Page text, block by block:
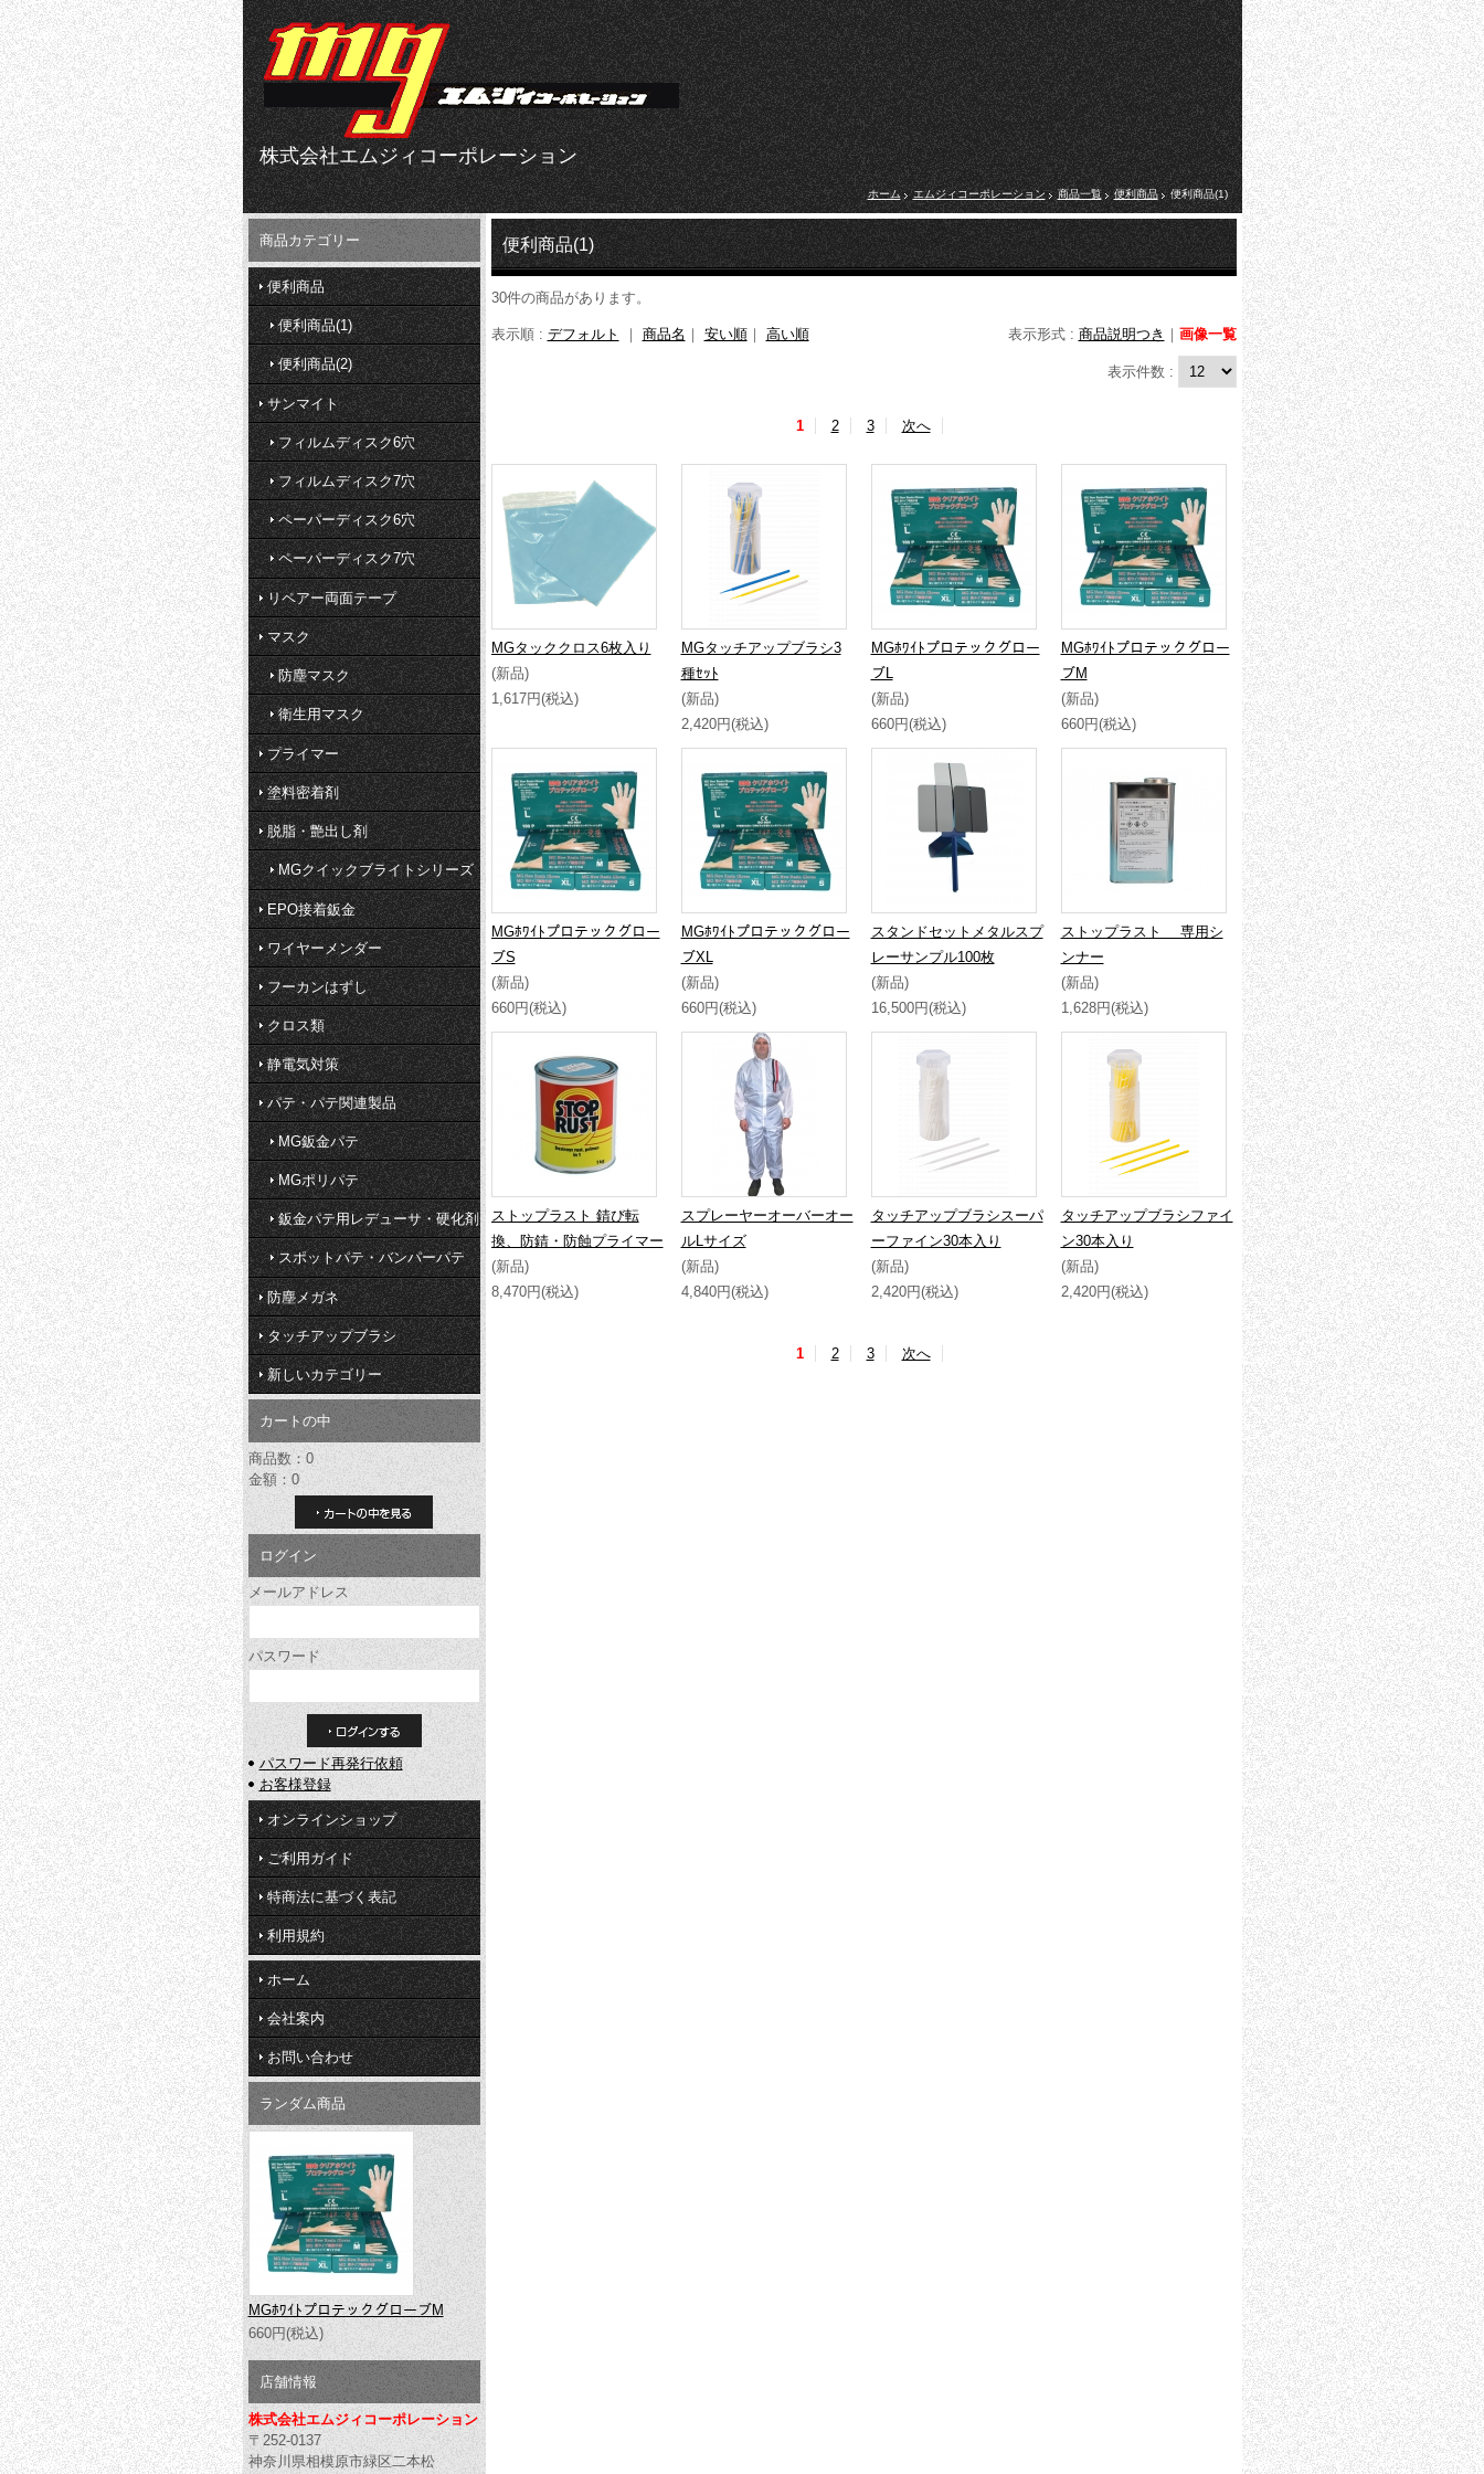
株式会社エムジィコーポレーション
ホーム エムジィコーポレーション 商品一覧 便利商品 便利商品(1)
便利商品(1)
30件の商品があります。
表示順 : デフォルト ｜ 商品名 ｜ 安い順｜ 高い順 表示形式 : 商品説明つき ｜ 画像一覧
表示件数 :
1 2 3 次へ
MGタッククロス6枚入り
(新品)
1,617円(税込)
MGタッチアップブラシ3
種ｾｯﾄ
(新品)
2,420円(税込)
MGﾎﾜｲﾄプロテックグロー
ブL
(新品)
660円(税込)
MGﾎﾜｲﾄプロテックグロー
ブM
(新品)
660円(税込)
MGﾎﾜｲﾄプロテックグロー
ブS
(新品)
660円(税込)
MGﾎﾜｲﾄプロテックグロー
ブXL
(新品)
660円(税込)
スタンドセットメタルスプ
レーサンプル100枚
(新品)
16,500円(税込)
ストップラスト 専用シ
ンナー
(新品)
1,628円(税込)
ストップラスト 錆び転
換、防錆・防蝕プライマー
(新品)
8,470円(税込)
スプレーヤーオーバーオー
ルLサイズ
(新品)
4,840円(税込)
タッチアップブラシスーパ
ーファイン30本入り
(新品)
2,420円(税込)
タッチアップブラシファイ
ン30本入り
(新品)
2,420円(税込)
1 2 3 次へ
商品カテゴリー
便利商品
便利商品(1)
便利商品(2)
サンマイト
フィルムディスク6穴
フィルムディスク7穴
ペーパーディスク6穴
ペーパーディスク7穴
リペアー両面テープ
マスク
防塵マスク
衛生用マスク
プライマー
塗料密着剤
脱脂・艶出し剤
MGクイックブライトシリーズ
EPO接着鈑金
ワイヤーメンダー
フーカンはずし
クロス類
静電気対策
パテ・パテ関連製品
MG鈑金パテ
MGポリパテ
鈑金パテ用レデューサ・硬化剤
スポットパテ・バンパーパテ
防塵メガネ
タッチアップブラシ
新しいカテゴリー
カートの中
商品数：0
金額：0
カートの中を見る
ログイン
メールアドレス
パスワード
パスワード再発行依頼
お客様登録
オンラインショップ
ご利用ガイド
特商法に基づく表記
利用規約
ホーム
会社案内
お問い合わせ
ランダム商品
MGﾎﾜｲﾄプロテックグローブM
660円(税込)
店舗情報
株式会社エムジィコーポレーション
〒252-0137
神奈川県相模原市緑区二本松